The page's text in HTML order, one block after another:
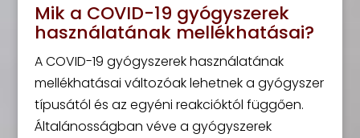
Mik a COVID-19 gyógyszerek
használatának mellékhatásai?
A COVID-19 gyógyszerek használatának
mellékhatásai változóak lehetnek a gyógyszer
típusától és az egyéni reakcióktól függően.
Általánosságban véve a gyógyszerek